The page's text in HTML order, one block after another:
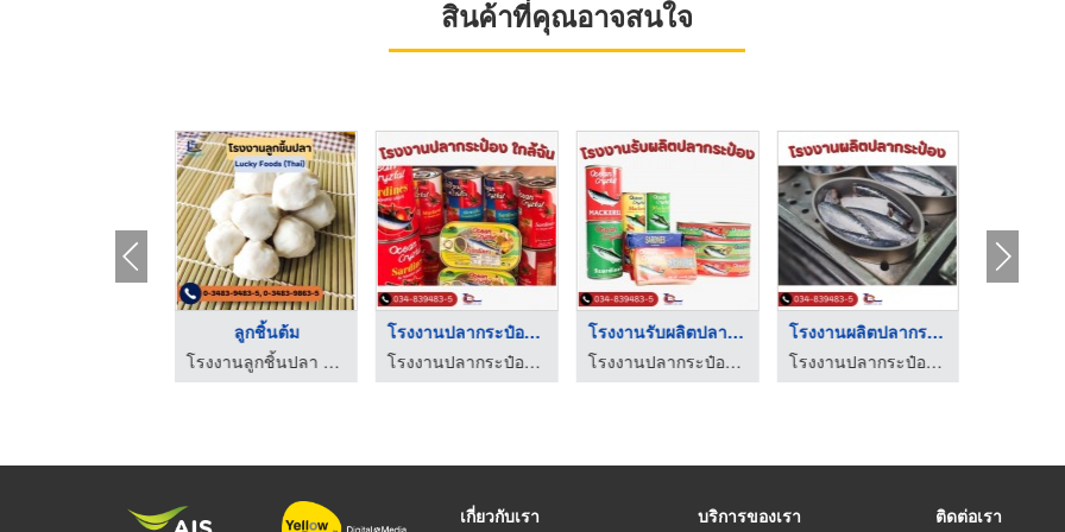
สินค้าที่คุณอาจสนใจ
ลูกชิ้นต้ม
โรงงานลูกชิ้นปลา - ลักกี้ฟู้ดส์ (ไทย)
โรงงานปลากระป๋อง ใกล ...
โรงงานปลากระป๋อง - ลักกี้แคนเนอรี่
โรงงานรับผลิตปลากระป ...
โรงงานปลากระป๋อง - ลักกี้แคนเนอรี่
โรงงานผลิตปลากระป๋อง
โรงงานปลากระป๋อง - ลักกี้แคนเนอรี่
เกี่ยวกับเรา บริการของเรา ติดต่อเรา